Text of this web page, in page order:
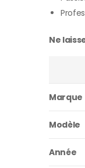
Ne
Marque
Modèle
Année